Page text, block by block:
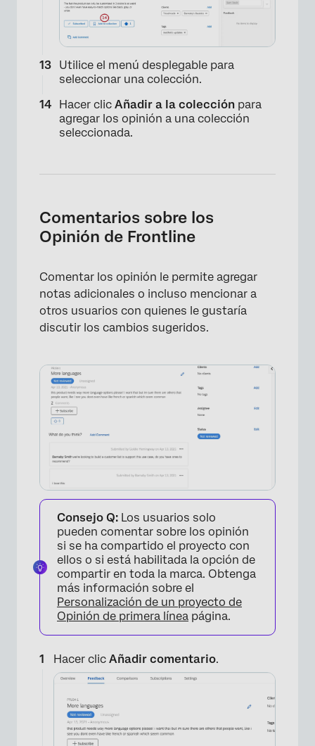
Utilice el menú desplegable para
seleccionar una colección.
Hacer clic Añadir a la colección para
agregar los opinión a una colección
seleccionada.
Comentarios sobre los
Opinión de Frontline
Comentar los opinión le permite agregar
notas adicionales o incluso mencionar a
otros usuarios con quienes le gustaría
discutir los cambios sugeridos.
Consejo Q: Los usuarios solo
pueden comentar sobre los opinión
si se ha compartido el proyecto con
ellos o si está habilitada la opción de
compartir en toda la marca. Obtenga
más información sobre el
Personalización de un proyecto de
Opinión de primera línea página.
Hacer clic Añadir comentario.